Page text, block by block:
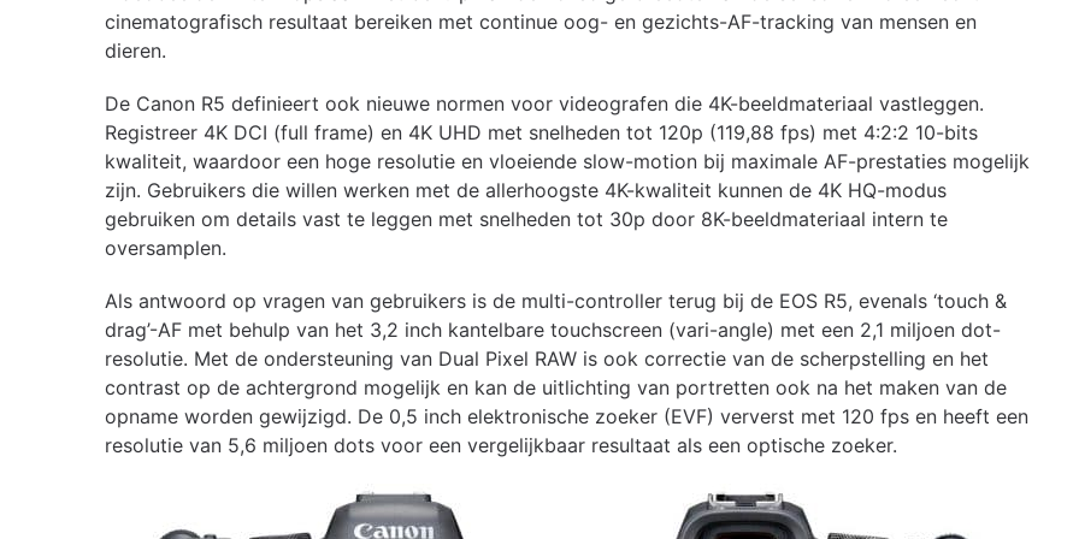
cinematografisch resultaat bereiken met continue oog- en gezichts-AF-tracking van mensen en
dieren.
De Canon R5 definieert ook nieuwe normen voor videografen die 4K-beeldmateriaal vastleggen.
Registreer 4K DCI (full frame) en 4K UHD met snelheden tot 120p (119,88 fps) met 4:2:2 10-bits
kwaliteit, waardoor een hoge resolutie en vloeiende slow-motion bij maximale AF-prestaties mogelijk
zijn. Gebruikers die willen werken met de allerhoogste 4K-kwaliteit kunnen de 4K HQ-modus
gebruiken om details vast te leggen met snelheden tot 30p door 8K-beeldmateriaal intern te
oversamplen.
Als antwoord op vragen van gebruikers is de multi-controller terug bij de EOS R5, evenals ‘touch &
drag’-AF met behulp van het 3,2 inch kantelbare touchscreen (vari-angle) met een 2,1 miljoen dot-
resolutie. Met de ondersteuning van Dual Pixel RAW is ook correctie van de scherpstelling en het
contrast op de achtergrond mogelijk en kan de uitlichting van portretten ook na het maken van de
opname worden gewijzigd. De 0,5 inch elektronische zoeker (EVF) ververst met 120 fps en heeft een
resolutie van 5,6 miljoen dots voor een vergelijkbaar resultaat als een optische zoeker.